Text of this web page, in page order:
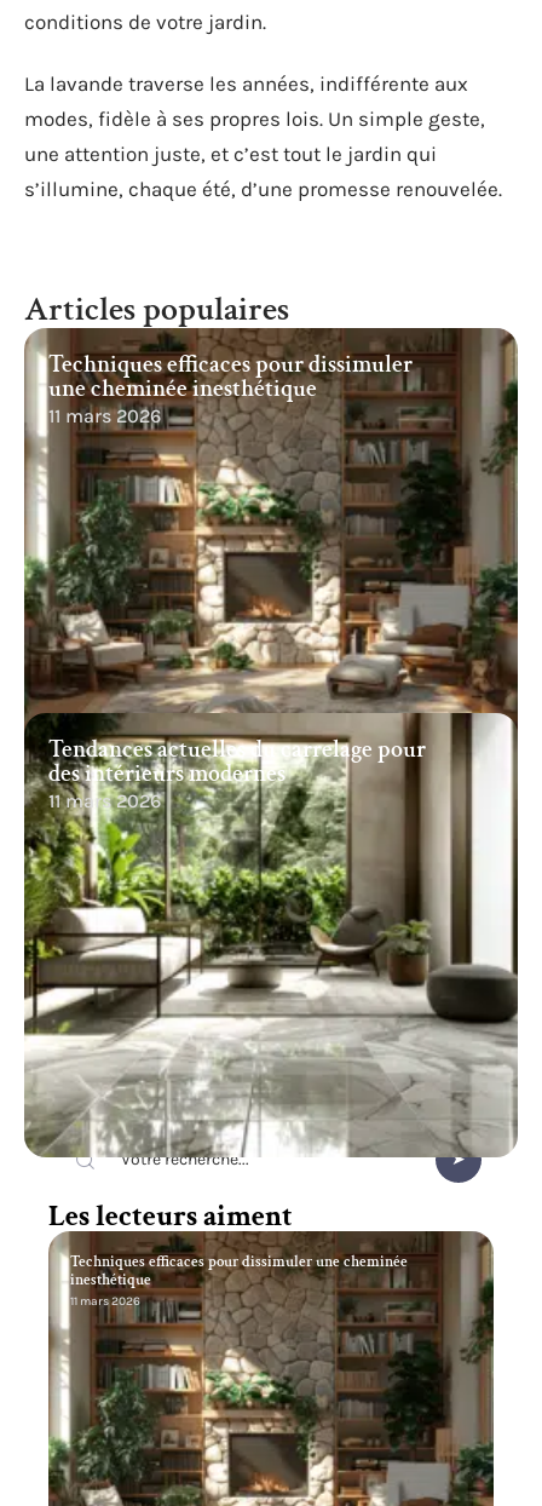
conditions de votre jardin.
La lavande traverse les années, indifférente aux
modes, fidèle à ses propres lois. Un simple geste,
une attention juste, et c’est tout le jardin qui
s’illumine, chaque été, d’une promesse renouvelée.
Articles populaires
Techniques efficaces pour dissimuler
une cheminée inesthétique
11 mars 2026
Tendances actuelles du carrelage pour
des intérieurs modernes
11 mars 2026
Recherche
Les lecteurs aiment
Techniques efficaces pour dissimuler une cheminée
inesthétique
11 mars 2026